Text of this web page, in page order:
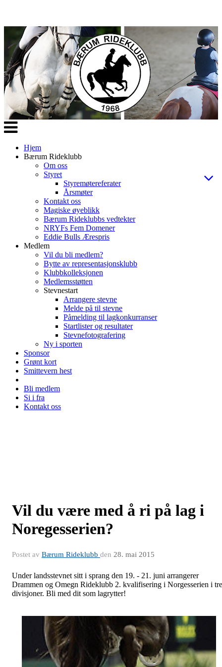
Veksle
navigasjon
Hjem
Bærum Rideklubb
Om oss
Styret
Styremøtereferater
Årsmøter
Kontakt oss
Magiske øyeblikk
Bærum Rideklubbs vedtekter
NRYFs Fem Domener
Eddie Bulls Ærespris
Medlem
Vil du bli medlem?
Bytte av representasjonsklubb
Klubbkolleksjonen
Medlemsstøtten
Stevnestart
Arrangere stevne
Melde på til stevne
Påmelding til lagkonkurranser
Startlister og resultater
Stevnefotografering
Ny i sporten
Sponsor
Grønt kort
Smittevern hest
Bli medlem
Si i fra
Kontakt oss
Vil du være med å ri på lag i
Noregesserien?
Postet av Bærum Rideklubb den 28. mai 2015
Under landsstevnet sitt i sprang den 19. - 21. juni arrangerer
Drammen og Omegn Rideklubb 2. kvalifisering i Norgesserien i tre
divisjoner. Bli med dit som lagrytter!